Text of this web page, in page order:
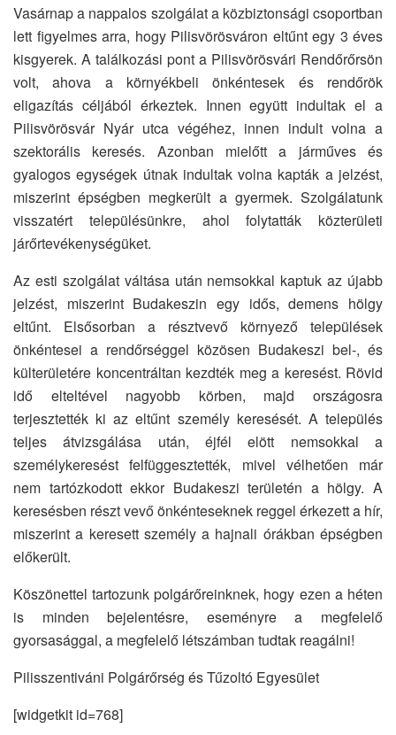
Vasárnap a nappalos szolgálat a közbiztonsági csoportban
lett figyelmes arra, hogy Pilisvörösváron eltűnt egy 3 éves
kisgyerek. A találkozási pont a Pilisvörösvári Rendőrőrsön
volt, ahova a környékbeli önkéntesek és rendőrök
eligazítás céljából érkeztek. Innen együtt indultak el a
Pilisvörösvár Nyár utca végéhez, innen indult volna a
szektorális keresés. Azonban mielőtt a járműves és
gyalogos egységek útnak indultak volna kapták a jelzést,
miszerint épségben megkerült a gyermek. Szolgálatunk
visszatért településünkre, ahol folytatták közterületi
járőrtevékenységüket.
Az esti szolgálat váltása után nemsokkal kaptuk az újabb
jelzést, miszerint Budakeszin egy idős, demens hölgy
eltűnt. Elsősorban a résztvevő környező települések
önkéntesei a rendőrséggel közösen Budakeszi bel-, és
külterületére koncentráltan kezdték meg a keresést. Rövid
idő elteltével nagyobb körben, majd országosra
terjesztették ki az eltűnt személy keresését. A település
teljes átvizsgálása után, éjfél elött nemsokkal a
személykeresést felfüggesztették, mivel vélhetően már
nem tartózkodott ekkor Budakeszi területén a hölgy. A
keresésben részt vevő önkénteseknek reggel érkezett a hír,
miszerint a keresett személy a hajnali órákban épségben
előkerült.
Köszönettel tartozunk polgárőreinknek, hogy ezen a héten
is minden bejelentésre, eseményre a megfelelő
gyorsasággal, a megfelelő létszámban tudtak reagálni!
Pilisszentiváni Polgárőrség és Tűzoltó Egyesület
[widgetkit id=768]